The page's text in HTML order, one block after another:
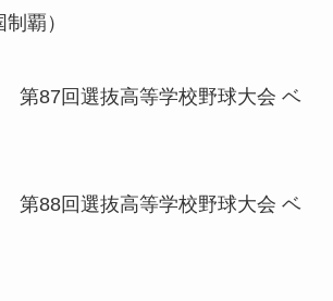
覇）
回選抜高等学校野球大会 ベ
回選抜高等学校野球大会 ベ